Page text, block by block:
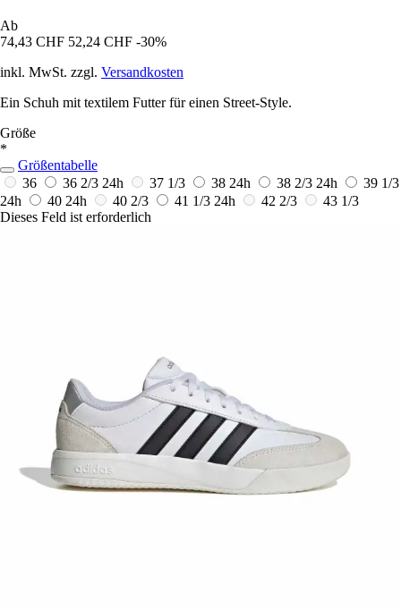
Ab
74,43 CHF 52,24 CHF -30%
inkl. MwSt. zzgl. Versandkosten
Ein Schuh mit textilem Futter für einen Street-Style.
Größe
*
Größentabelle
36
36 2/3 24h 37 1/3 38 24h 38 2/3 24h
39 1/3
24h
40 24h 40 2/3 41 1/3 24h 42 2/3
43 1/3
Dieses Feld ist erforderlich